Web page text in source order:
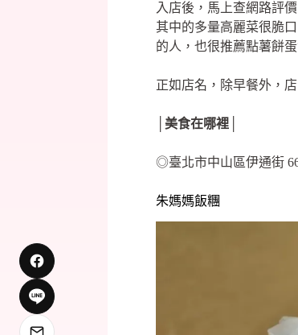
入店後，馬上查網路評
其中的多量高麗菜很脆
的人，也很推薦點薯餅
正如店名，除早餐外，
│美食在哪裡│
◎臺北市中山區伊通街
朱媽媽飯糰